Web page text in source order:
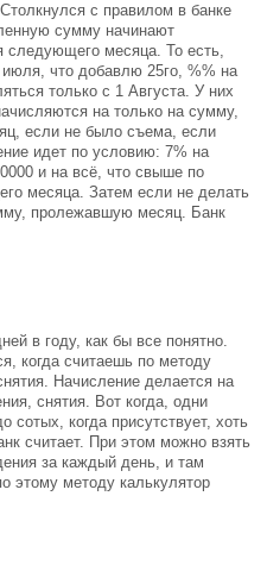
с правилом в банке
сумму начинают
следующего месяца. То есть,
что добавлю 25го, %% на
только с 1 Августа. У них
на только на сумму,
если не было съема, если
идет по условию: 7% на
и на всё, что свыше по
месяца. Затем если не делать
пролежавшую месяц. Банк
в году, как бы все понятно.
когда считаешь по методу
Начисление делается на
снятия. Вот когда, одни
сотых, когда присутствует, хоть
считает. При этом можно взять
за каждый день, и там
этому методу калькулятор